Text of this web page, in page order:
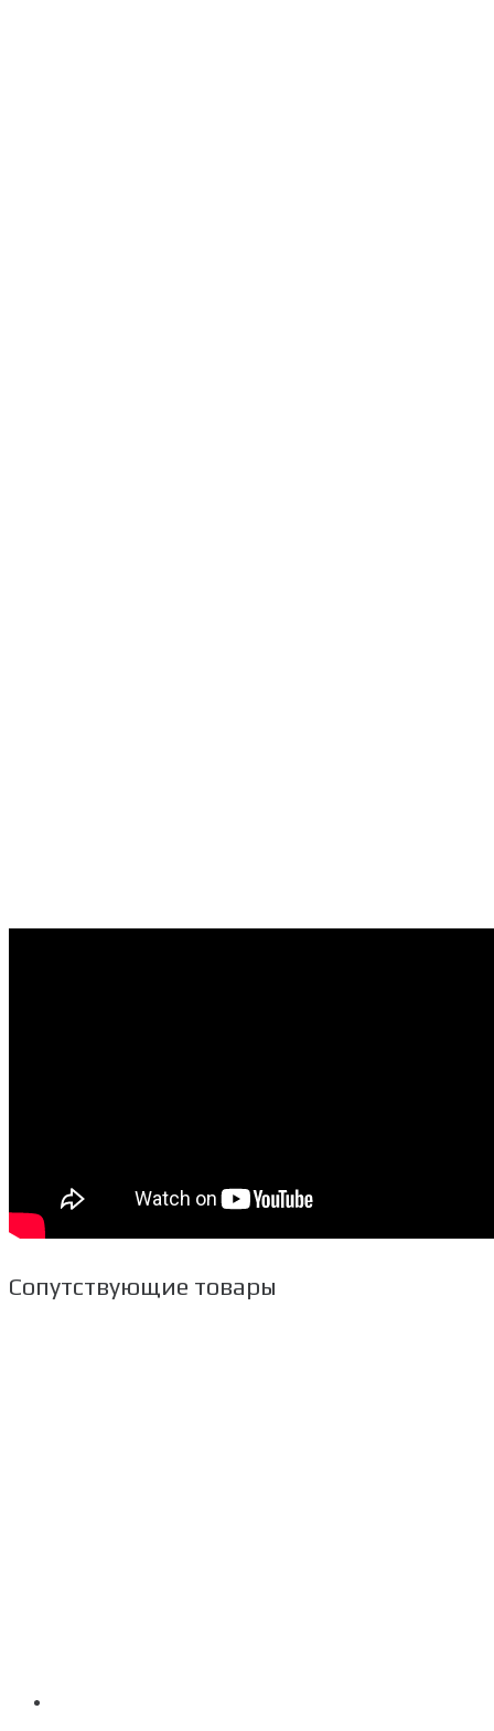
Сопутствующие товары